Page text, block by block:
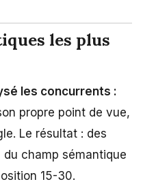
les plus
les concurrents :
propre point de vue,
Le résultat : des
champ sémantique
15-30.